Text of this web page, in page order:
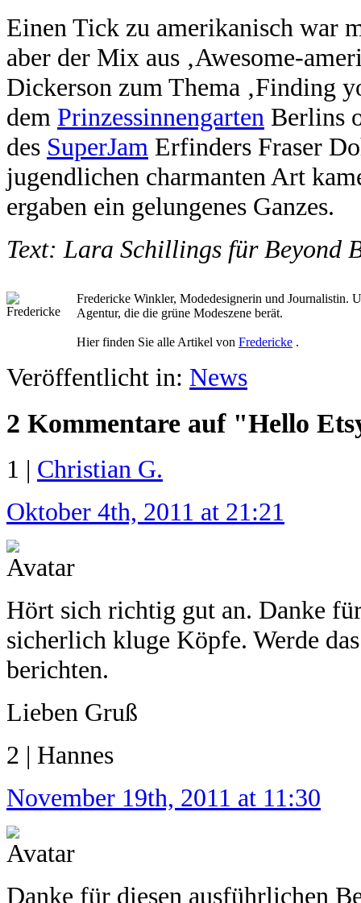
Einen Tick zu amerikanisch war
aber der Mix aus ‚Awesome-
Dickerson zum Thema ‚Finding
dem Prinzessinnengarten Berlins
des SuperJam Erfinders Fraser
jugendlichen charmanten Art
ergaben ein gelungenes Ganzes.
Text: Lara Schillings für Beyond
Fredericke Winkler, Modedesignerin und
Agentur, die die grüne Modeszene berät.
Hier finden Sie alle Artikel von Fredericke .
Veröffentlicht in: News
2 Kommentare auf "Hello
1 | Christian G.
Oktober 4th, 2011 at 21:21
Hört sich richtig gut an. Danke
sicherlich kluge Köpfe. Werde
berichten.
Lieben Gruß
2 | Hannes
November 19th, 2011 at 11:30
Danke für diesen ausführlichen